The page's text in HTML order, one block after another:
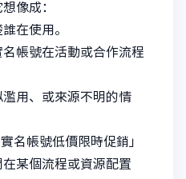
像成：
在使用。
名帳號在活動或合作流程
濫用、或來源不明的情
名帳號低價限時促銷」
某個流程或資源配置